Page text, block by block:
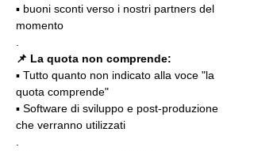
▪️ buoni sconti verso i nostri partners del
momento
📌 La quota non comprende:
▪️ Tutto quanto non indicato alla voce "la
quota comprende"
▪️ Software di sviluppo e post-produzione
che verranno utilizzati